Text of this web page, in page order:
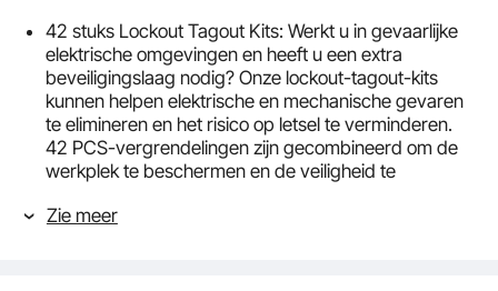
42 stuks Lockout Tagout Kits: Werkt u in gevaarlijke
elektrische omgevingen en heeft u een extra
beveiligingslaag nodig? Onze lockout-tagout-kits
kunnen helpen elektrische en mechanische gevaren
te elimineren en het risico op letsel te verminderen.
42 PCS-vergrendelingen zijn gecombineerd om de
werkplek te beschermen en de veiligheid te
Hoogwaardige hangsloten voor veiligheid: maak u
Zie meer